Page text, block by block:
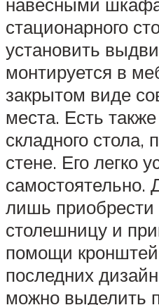
стационарного
установить
монтируется в
закрытом виде
места. Есть
складного
стене. Его легко
самостоятельно.
лишь приобрести
столешницу и
помощи
последних
можно выделить